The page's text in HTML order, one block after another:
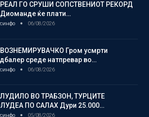
РЕАЛ ГО СРУШИ СОПСТВЕНИОТ РЕКОРД
ќе плати…
06/08/2026
ВОЗНЕМИРУВАЧКО Гром усмрти
среде натпревар во…
06/08/2026
ЛУДИЛО ВО ТРАБЗОН, ТУРЦИТЕ
ПО САЛАХ Дури 25.000…
05/08/2026